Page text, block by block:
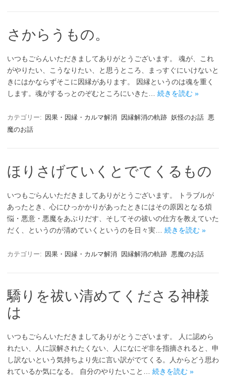
さからうもの。
いつもごらんいただきましてありがとうございます。 魂が、これ
がやりたい、こうなりたい、と思うところ、まっすぐにいけないと
きにはかならずそこに因縁があります。 因縁というのは魂を重く
します。魂がするっとのぞむところにいきた… 続きを読む »
カテゴリー: 因果・因縁・カルマ解消 因縁解消の軌跡 妖怪のお話 悪
魔のお話
ほりさげていくとでてくるもの
いつもごらんいただきましてありがとうございます。 トラブルが
あったとき、心にひっかかりがあったときにはその原因となる煩
悩・悪意・悪魔をあぶりだす、そしてその祓いの仕方を教えていた
だく、というのが清めていくというのを日々実… 続きを読む »
カテゴリー: 因果・因縁・カルマ解消 因縁解消の軌跡 悪魔のお話
驕りを祓い清めてくださる神様
は
いつもごらんいただきましてありがとうございます。 人に認めら
れたい、人に誤解されたくない、人になにぞ非を指摘されると、申
し訳ないという気持ちより先に言い訳がでてくる。人からどう思わ
れているか気になる。 自分のやりたいこと… 続きを読む »